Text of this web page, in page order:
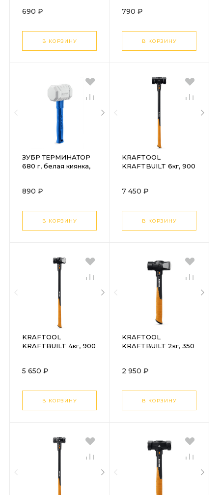
690 ₽
В КОРЗИНУ
790 ₽
В КОРЗИНУ
ЗУБР ТЕРМИНАТОР
680 г, белая киянка,
890 ₽
В КОРЗИНУ
KRAFTOOL
KRAFTBUILT 6кг, 900
7 450 ₽
В КОРЗИНУ
KRAFTOOL
KRAFTBUILT 4кг, 900
5 650 ₽
В КОРЗИНУ
KRAFTOOL
KRAFTBUILT 2кг, 350
2 950 ₽
В КОРЗИНУ